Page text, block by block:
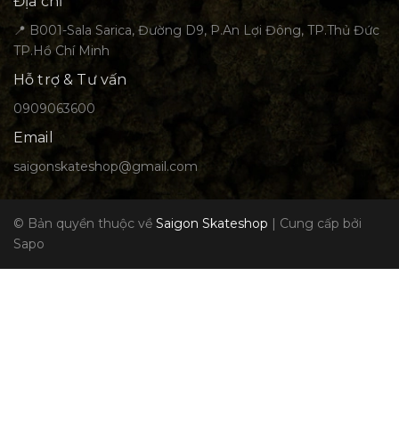
📍 B001-Sala Sarica, Đường D9, P.An Lợi Đông, TP.Thủ Đức
TP.Hồ Chí Minh
Hỗ trợ & Tư vấn
0909063600
Email
saigonskateshop@gmail.com
© Bản quyền thuộc về Saigon Skateshop | Cung cấp bởi
Sapo